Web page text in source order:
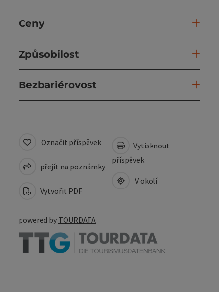
Ceny
Způsobilost
Bezbariérovost
Označit příspěvek
přejít na poznámky
Vytvořit PDF
Vytisknout
příspěvek
V okolí
powered by TOURDATA